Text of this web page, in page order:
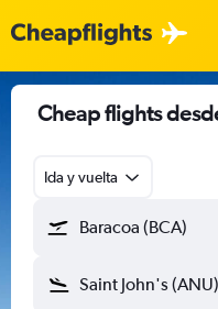
Cheap flights
Ida y vuelta
Baracoa (BCA)
Saint John's (ANU)